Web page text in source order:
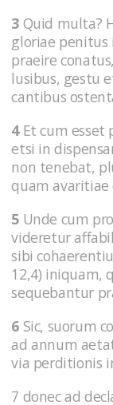
3 Quid multa?
gloriae penitus
praeire
lusibus, gestu
cantibus
4Et cum esset
etsi in
non tenebat,
quam avaritiae
5 Unde cum
videretur
sibi
12,4) iniquam,
sequebantur
6 Sic, suorum
ad annum
via perditionis
7 donec ad